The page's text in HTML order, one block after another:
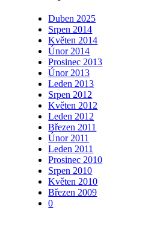
Duben 2025
Srpen 2014
Květen 2014
Únor 2014
Prosinec 2013
Únor 2013
Leden 2013
Srpen 2012
Květen 2012
Leden 2012
Březen 2011
Únor 2011
Leden 2011
Prosinec 2010
Srpen 2010
Květen 2010
Březen 2009
0